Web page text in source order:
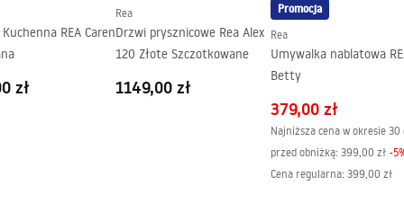
REA Caren
zł
Rea
Drzwi prysznicowe Rea Alex
120 Złote Szczotkowane
1149,00 zł
Promocja
Rea
Umywalka nablatowa
Betty
379,00 zł
Najniższa cena w okresie 30
przed obniżką: 399,00 zł -5
Cena regularna: 399,00 zł